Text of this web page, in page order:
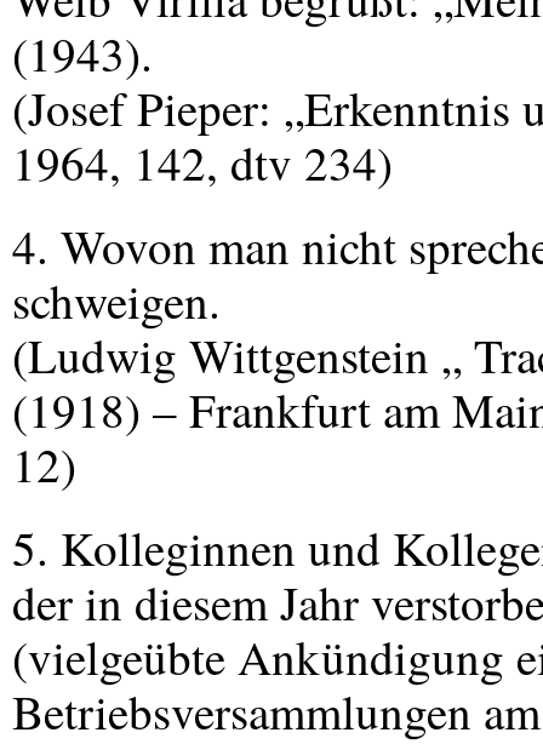
(1943).
(Josef Pieper: „Erkenntnis
1964, 142, dtv 234)
4. Wovon man nicht
schweigen.
(Ludwig Wittgenstein „
(1918) – Frankfurt am
12)
5. Kolleginnen und
der in diesem Jahr
(vielgeübte Ankündigung
Betriebsversammlungen